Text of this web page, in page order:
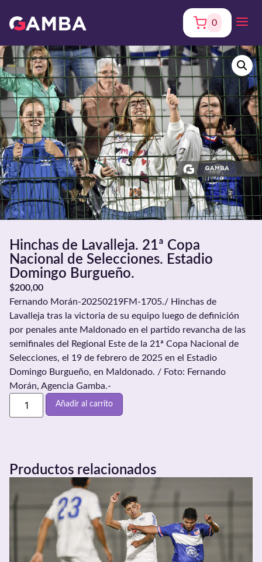
0
Hinchas de Lavalleja. 21ª Copa
Nacional de Selecciones. Estadio
Domingo Burgueño.
$200,00
Fernando Morán-20250219FM-1705./ Hinchas de
Lavalleja tras la victoria de su equipo luego de definición
por penales ante Maldonado en el partido revancha de las
semifinales del Regional Este de la 21ª Copa Nacional de
Selecciones, el 19 de febrero de 2025 en el Estadio
Domingo Burgueño, en Maldonado. / Foto: Fernando
Morán, Agencia Gamba.-
Añadir al carrito
Productos relacionados